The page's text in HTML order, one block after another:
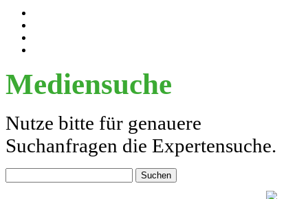
Mediensuche
Nutze bitte für genauere
Suchanfragen die Expertensuche.